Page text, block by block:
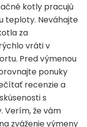
kotly pracujú
teploty. Neváhajte
za
vráti v
Pred výmenou
ponuky
recenzie a
s
Verím, že vám
zváženie výmeny